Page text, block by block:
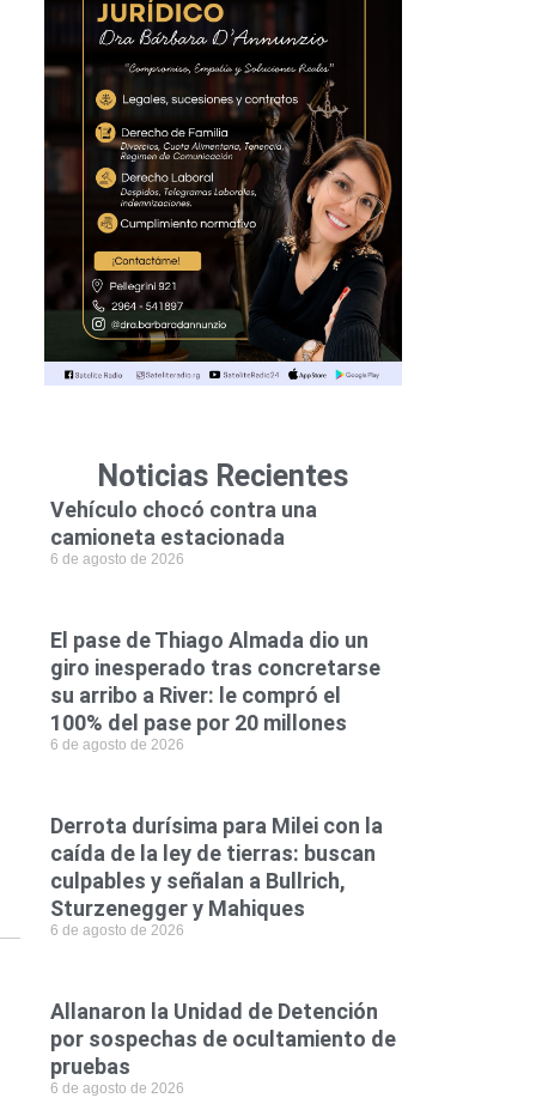
Noticias Recientes
Vehículo chocó contra una
camioneta estacionada
6 de agosto de 2026
El pase de Thiago Almada dio un
giro inesperado tras concretarse
su arribo a River: le compró el
100% del pase por 20 millones
6 de agosto de 2026
Derrota durísima para Milei con la
caída de la ley de tierras: buscan
culpables y señalan a Bullrich,
Sturzenegger y Mahiques
6 de agosto de 2026
Allanaron la Unidad de Detención
por sospechas de ocultamiento de
pruebas
6 de agosto de 2026